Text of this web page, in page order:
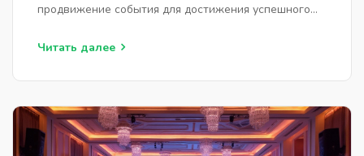
продвижение события для достижения успешного
мероприятие может укрепить связи внутри
позиции бренда на рынке.
Читать далее